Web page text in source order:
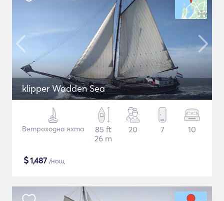
klipper Wadden Sea
Ветроходна яхта
85 ft
26 m
20 7 10
$1,487 /нощ